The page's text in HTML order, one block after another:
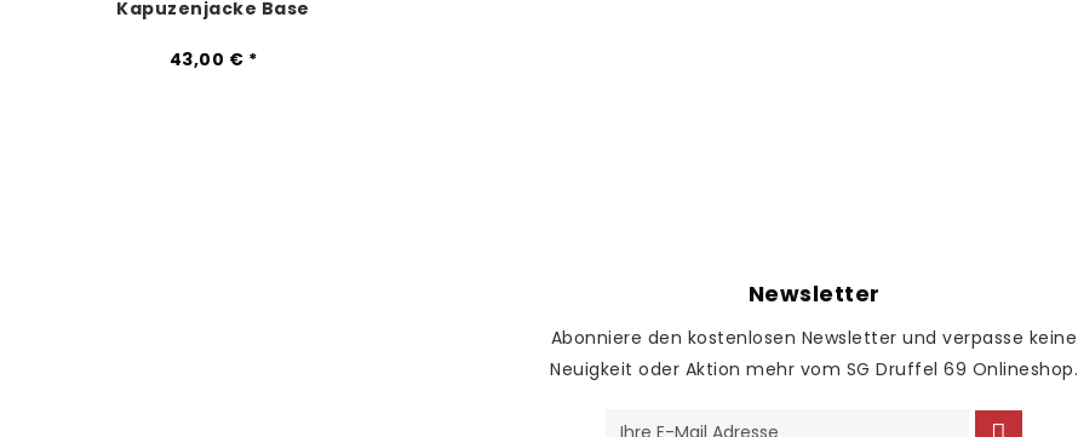
Kapuzenjacke Base
43,00 € *
Newsletter
Abonniere den kostenlosen Newsletter und verpasse keine
Neuigkeit oder Aktion mehr vom SG Druffel 69 Onlineshop.